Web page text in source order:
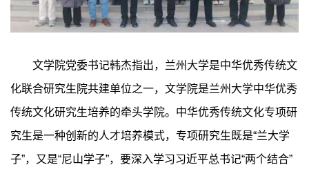
文学院党委书记韩杰指出，兰州大学是中华优秀传统文
化联合研究生院共建单位之一，文学院是兰州大学中华优秀
传统文化研究生培养的牵头学院。中华优秀传统文化专项研
究生是一种创新的人才培养模式，专项研究生既是“兰大学
子”，又是“尼山学子”，要深入学习习近平总书记“两个结合”